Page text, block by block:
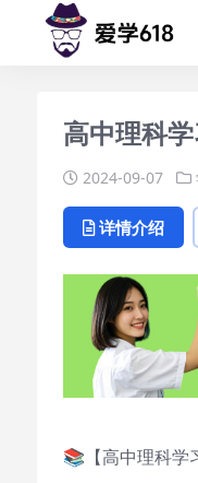
高中理科
2024-09-07
详情介绍
📚【高中理科学